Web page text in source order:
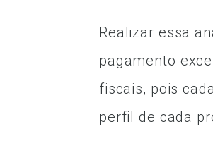
Realizar essa
pagamento
fiscais, pois
perfil de cada